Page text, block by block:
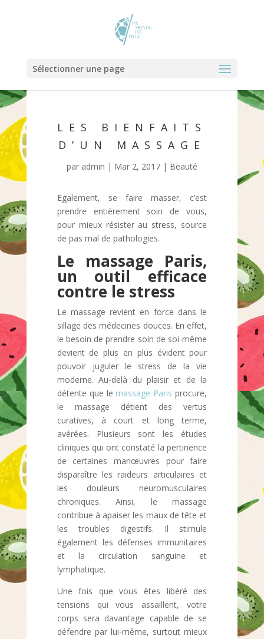
Sélectionner une page
LES BIENFAITS
D’UN MASSAGE
par admin | Mar 2, 2017| Beauté
Egalement, se faire masser, c’est
prendre entièrement soin de vous,
pour mieux résister au stress, source
de pas mal de pathologies.
Le massage Paris,
un outil efficace
contre le stress
Le massage revient en force dans le
sillage des médecines douces. En effet,
le besoin de prendre soin de soi-même
devient de plus en plus évident pour
pouvoir juguler le stress de la vie
moderne. Au-delà du plaisir et de la
détente que le massage Paris procure,
le massage détient des vertus
curatives, à court et long terme,
avérées. Plusieurs sont les études
cliniques qui ont constaté la pertinence
de certaines manœuvres pour faire
disparaître les raideurs articulaires et
les douleurs neuromusculaires
chroniques. Ainsi, le massage
contribue à apaiser les maux de tête et
les troubles digestifs. Il stimule
également les défenses immunitaires
et la circulation sanguine et
lymphatique.
Une fois que vous êtes libéré des
tensions qui vous assaillent, votre
corps sera davantage capable de se
défendre par lui-même, surtout mieux